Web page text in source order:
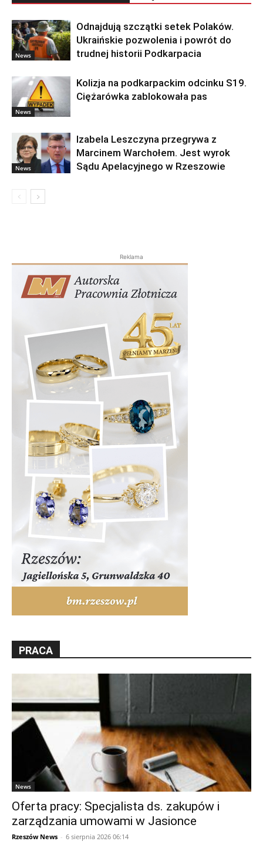
News
Odnajdują szczątki setek Polaków.
Ukraińskie pozwolenia i powrót do
trudnej historii Podkarpacia
News
Kolizja na podkarpackim odcinku S19.
Ciężarówka zablokowała pas
News
Izabela Leszczyna przegrywa z
Marcinem Warchołem. Jest wyrok
Sądu Apelacyjnego w Rzeszowie
Reklama
PRACA
News
Oferta pracy: Specjalista ds. zakupów i
zarządzania umowami w Jasionce
Rzeszów News - 6 sierpnia 2026 06:14